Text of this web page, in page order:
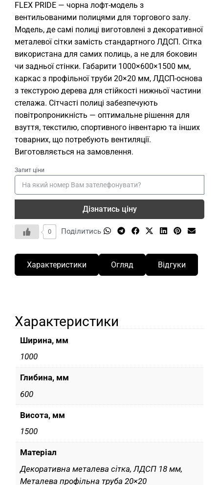
FLEX PRIDE — чорна лофт-модель з
вентильованими полицями для торгового залу.
Модель, де самі полиці виготовлені з декоративної
металевої сітки замість стандартного ЛДСП. Сітка
використана для самих полиць, а не для боковин
чи задньої стінки. Габарити 1000×600×1500 мм,
каркас з профільної труби 20×20 мм, ЛДСП-основа
з текстурою дерева для стійкості нижньої частини
стелажа. Сітчасті полиці забезпечують
повітропроникність — оптимальне рішення для
взуття, текстилю, спортивного інвентарю та інших
товарних, що потребують вентиляції.
Виготовляється на замовлення.
Запит ціни
Дізнатись ціну
0 Поділитись
Характеристики Огляд Відгуки
Характеристики
Ширина, мм
1000
Глибина, мм
600
Висота, мм
1500
Матеріал
Декоративна металева сітка, ЛДСП 18 мм,
Металева профільна труба 20×20